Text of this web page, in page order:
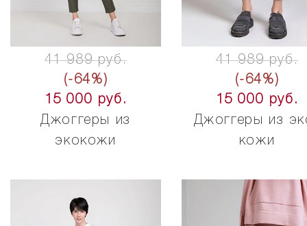
41 989 руб.
(-64%)
15 000 руб.
Джоггеры из
экокожи
41 989 руб.
(-64%)
15 000 руб.
Джоггеры из
кожи